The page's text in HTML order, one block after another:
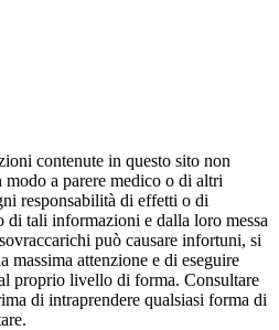
contenute in questo sito non
a parere medico o di altri
responsabilità di effetti o di
di tali informazioni e dalla loro messa
può causare infortuni, si
massima attenzione e di eseguire
proprio livello di forma. Consultare
di intraprendere qualsiasi forma di